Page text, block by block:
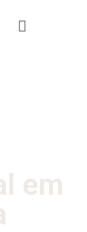
em